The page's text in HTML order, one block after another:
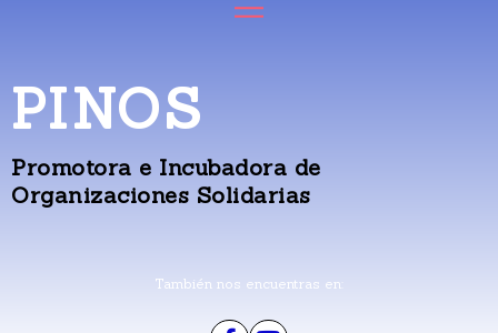
PINOS
Promotora e Incubadora de
Organizaciones Solidarias
También nos encuentras en: